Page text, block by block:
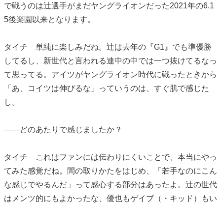
で戦うのは辻選手がまだヤングライオンだった2021年の6.1
5後楽園以来となります。
タイチ 単純に楽しみだね。辻は去年の『G1』でも準優勝
してるし、新世代と言われる連中の中では一つ抜けてるなっ
て思ってる。アイツがヤングライオン時代に戦ったときから
「あ、コイツは伸びるな」っていうのは、すぐ肌で感じた
し。
――どのあたりで感じましたか？
タイチ これはファンには伝わりにくいことで、本当にやっ
てみた感覚だね。間の取りかたをはじめ、「若手なのにこん
な感じでやるんだ」って感心する部分はあったよ。辻の世代
はメンツ的にもよかったな、優也もゲイブ（・キッド）もい